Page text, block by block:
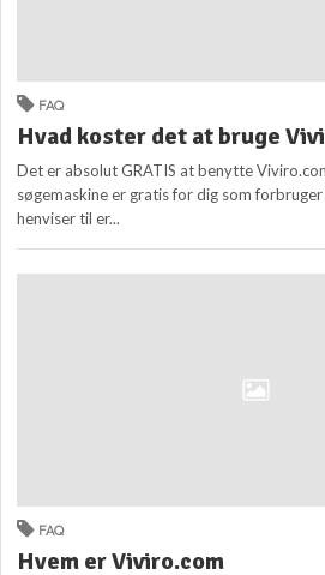
FAQ
Hvad koster det at bruge
Det er absolut GRATIS at benytte
søgemaskine er gratis for dig som
henviser til er...
FAQ
Hvem er Viviro.com